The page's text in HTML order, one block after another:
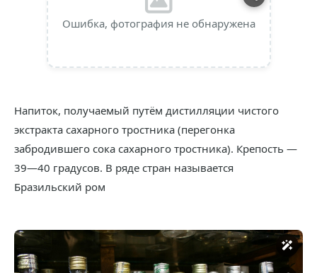
Ошибка, фотография не обнаружена
Напиток, получаемый путём дистилляции чистого
экстракта сахарного тростника (перегонка
забродившего сока сахарного тростника). Крепость —
39—40 градусов. В ряде стран называется
Бразильский ром